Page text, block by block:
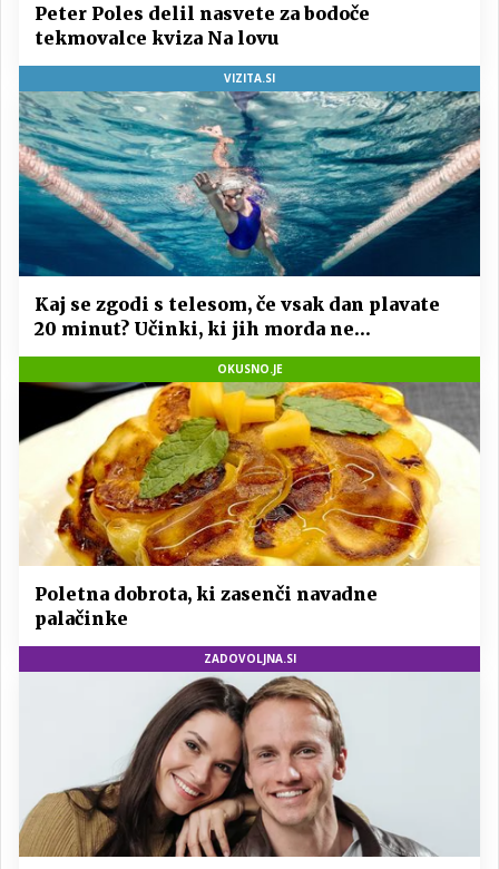
Peter Poles delil nasvete za bodoče
tekmovalce kviza Na lovu
VIZITA.SI
Kaj se zgodi s telesom, če vsak dan plavate
20 minut? Učinki, ki jih morda ne
pričakujete
OKUSNO.JE
Poletna dobrota, ki zasenči navadne
palačinke
ZADOVOLJNA.SI